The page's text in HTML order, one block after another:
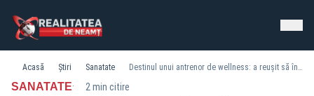
Acasă Știri Sanatate Destinul unui antrenor de wellness: a reușit să învingă cancerul, dar a murit după un ritual de detoxifiere
SANATATE· 2 min citire